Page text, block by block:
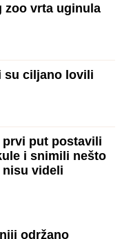
zoo vrta uginula
su ciljano lovili
prvi put postavili
i snimili nešto
videli
održano